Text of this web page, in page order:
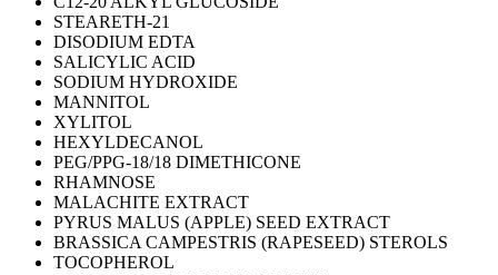
STEARETH-21
DISODIUM EDTA
SALICYLIC ACID
SODIUM HYDROXIDE
MANNITOL
XYLITOL
HEXYLDECANOL
PEG/PPG-18/18 DIMETHICONE
RHAMNOSE
MALACHITE EXTRACT
PYRUS MALUS (APPLE) SEED EXTRACT
BRASSICA CAMPESTRIS (RAPESEED) STEROLS
TOCOPHEROL